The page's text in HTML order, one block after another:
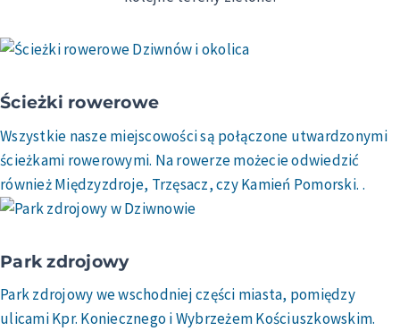
Ścieżki rowerowe
Wszystkie nasze miejscowości są połączone utwardzonymi
ścieżkami rowerowymi. Na rowerze możecie odwiedzić
również Międzyzdroje, Trzęsacz, czy Kamień Pomorski. .
Park zdrojowy
Park zdrojowy we wschodniej części miasta, pomiędzy
ulicami Kpr. Koniecznego i Wybrzeżem Kościuszkowskim.